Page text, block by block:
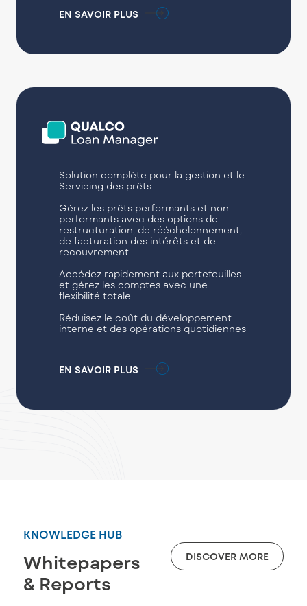
EN SAVOIR PLUS
Solution complète pour la gestion et le
Servicing des prêts
Gérez les prêts performants et non
performants avec des options de
restructuration, de rééchelonnement,
de facturation des intérêts et de
recouvrement
Accédez rapidement aux portefeuilles
et gérez les comptes avec une
flexibilité totale
Réduisez le coût du développement
interne et des opérations quotidiennes
EN SAVOIR PLUS
KNOWLEDGE HUB
Whitepapers
& Reports
DISCOVER MORE